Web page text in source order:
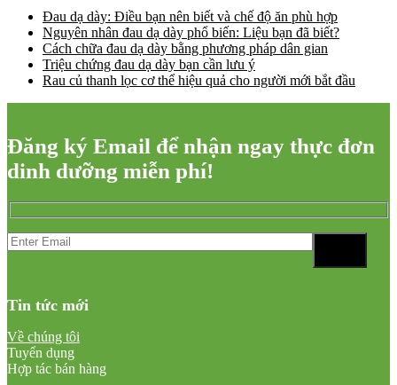
Đau dạ dày: Điều bạn nên biết và chế độ ăn phù hợp
Nguyên nhân đau dạ dày phổ biến: Liệu bạn đã biết?
Cách chữa đau dạ dày bằng phương pháp dân gian
Triệu chứng đau dạ dày bạn cần lưu ý
Rau củ thanh lọc cơ thể hiệu quả cho người mới bắt đầu
Đăng ký Email để nhận ngay thực đơn
dinh dưỡng miễn phí!
Tin tức mới
Về chúng tôi
Tuyển dụng
Hợp tác bán hàng